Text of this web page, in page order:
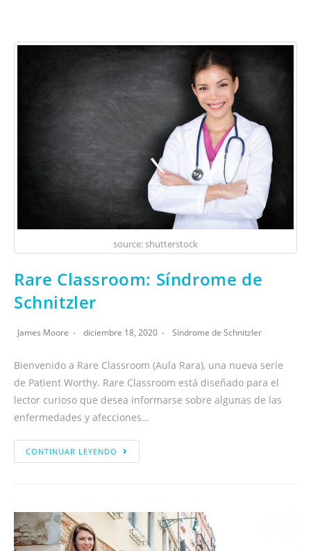
source: shutterstock
Rare Classroom: Síndrome de
Schnitzler
James Moore diciembre 18, 2020 Síndrome de Schnitzler
Bienvenido a Rare Classroom (Aula Rara), una nueva serie
de Patient Worthy. Rare Classroom está diseñado para el
lector curioso que desea informarse sobre algunas de las
enfermedades y afecciones…
CONTINUAR LEYENDO